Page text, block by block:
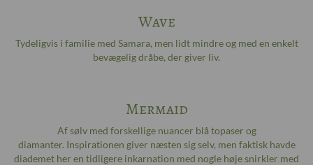
Wave
Tydeligvis i familie med Samara, men lidt mindre og med en enkelt
bevægelig dråbe, der giver liv.
Mermaid
Af sølv med forskellige nuancer blå topaser og
diamanter. Inspirationen giver næsten sig selv, men faktisk havde
diademet her en tidligere inkarnation med nogle høje snirkler med